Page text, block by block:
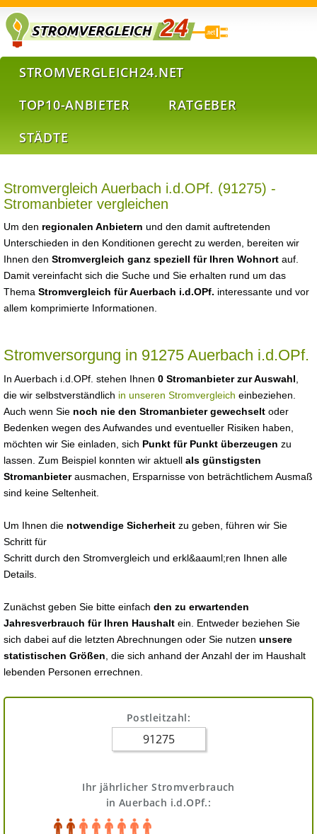
STROMVERGLEICH24.NET
TOP10-ANBIETER
RATGEBER
STÄDTE
Stromvergleich Auerbach i.d.OPf. (91275) -
Stromanbieter vergleichen
Um den regionalen Anbietern und den damit auftretenden
Unterschieden in den Konditionen gerecht zu werden, bereiten wir
Ihnen den Stromvergleich ganz speziell für Ihren Wohnort auf.
Damit vereinfacht sich die Suche und Sie erhalten rund um das
Thema Stromvergleich für Auerbach i.d.OPf. interessante und vor
allem komprimierte Informationen.
Stromversorgung in 91275 Auerbach i.d.OPf.
In Auerbach i.d.OPf. stehen Ihnen 0 Stromanbieter zur Auswahl
die wir selbstverständlich in unseren Stromvergleich einbeziehen.
Auch wenn Sie noch nie den Stromanbieter gewechselt oder
Bedenken wegen des Aufwandes und eventueller Risiken haben,
möchten wir Sie einladen, sich Punkt für Punkt überzeugen zu
lassen. Zum Beispiel konnten wir aktuell als günstigsten
Stromanbieterausmachen, Ersparnisse von beträchtlichem Ausmaß
sind keine Seltenheit.
Um Ihnen die notwendige Sicherheit zu geben, führen wir Sie
Schritt für
Schritt durch den Stromvergleich und erkl&aauml;ren Ihnen alle
Details.
Zunächst geben Sie bitte einfach den zu erwartenden
Jahresverbrauch für Ihren Haushalt ein. Entweder beziehen Sie
sich dabei auf die letzten Abrechnungen oder Sie nutzen unsere
statistischen Größen , die sich anhand der Anzahl der im Haushalt
lebenden Personen errechnen.
Postleitzahl:
Ihr jährlicher Stromverbrauch
in Auerbach i.d.OPf.: